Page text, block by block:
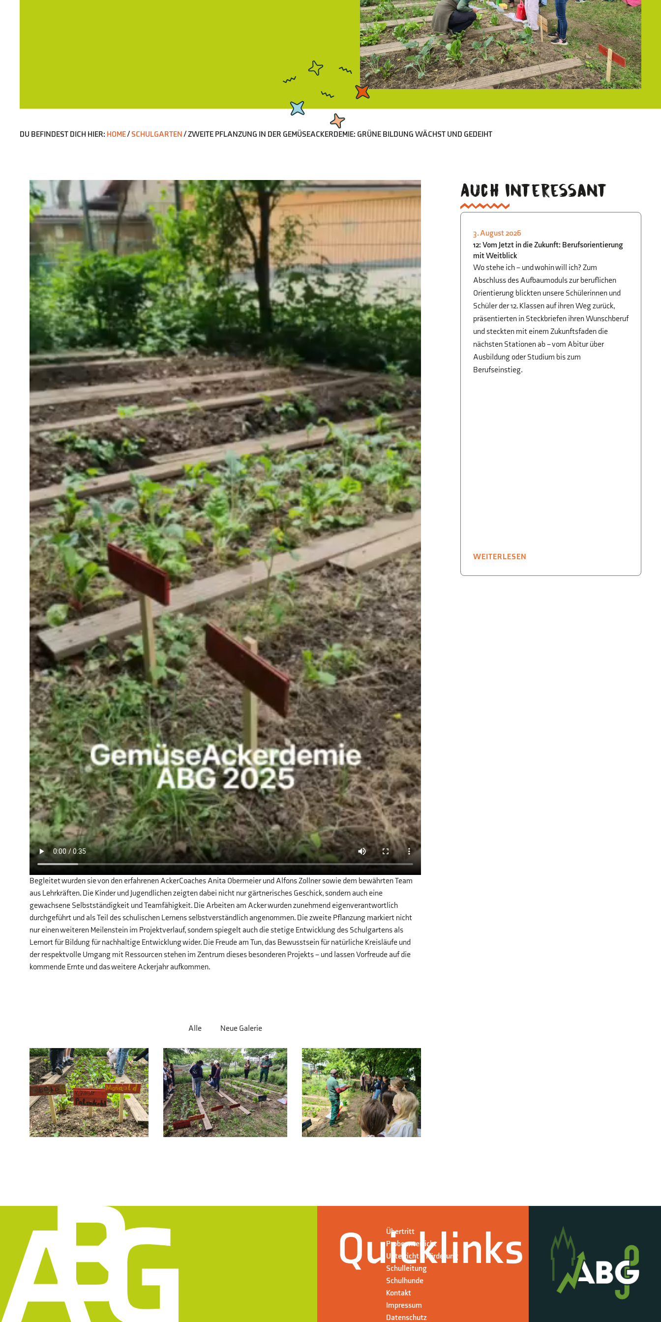
DU BEFINDEST DICH HIER: HOME/ SCHULGARTEN/ZWEITE PFLANZUNG IN DER GEMÜSEACKERDEMIE: GRÜNE BILDUNG WÄCHST UND GEDEIHT
Begleitet wurden sie von den erfahrenen AckerCoaches Anita Obermeier und Alfons Zollner sowie dem bewährten Team
aus Lehrkräften. Die Kinder und Jugendlichen zeigten dabei nicht nur gärtnerisches Geschick, sondern auch eine
gewachsene Selbstständigkeit und Teamfähigkeit. Die Arbeiten am Acker wurden zunehmend eigenverantwortlich
durchgeführt und als Teil des schulischen Lernens selbstverständlich angenommen. Die zweite Pflanzung markiert nicht
nur einen weiteren Meilenstein im Projektverlauf, sondern spiegelt auch die stetige Entwicklung des Schulgartens als
Lernort für Bildung für nachhaltige Entwicklung wider. Die Freude am Tun, das Bewusstsein für natürliche Kreisläufe und
der respektvolle Umgang mit Ressourcen stehen im Zentrum dieses besonderen Projekts – und lassen Vorfreude auf die
kommende Ernte und das weitere Ackerjahr aufkommen.
Alle Neue Galerie
Auch interessant
STUDIEN- UND
BERUFSORIENTIERUNG
3. August 2026
12: Vom Jetzt in die Zukunft: Berufsorientierung
mit Weitblick
Wo stehe ich – und wohin will ich? Zum
Abschluss des Aufbaumoduls zur beruflichen
Orientierung blickten unsere Schülerinnen und
Schüler der 12. Klassen auf ihren Weg zurück,
präsentierten in Steckbriefen ihren Wunschberuf
und steckten mit einem Zukunftsfaden die
nächsten Stationen ab – vom Abitur über
Ausbildung oder Studium bis zum
Berufseinstieg.
WEITERLESEN
Quicklinks
Übertritt
Probeunterricht
Unterricht + Förderung
Schulleitung
Schulhunde
Kontakt
Impressum
Datenschutz